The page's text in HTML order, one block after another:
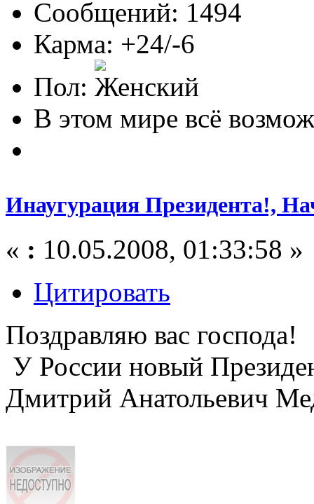
Сообщений: 1494
Карма: +24/-6
Пол:
В этом мире всё
Инаугурация Президента!,
« : 10.05.2008, 01:33:58 »
Цитировать
Поздравляю вас господа!
У России новый
Дмитрий Анатольевич